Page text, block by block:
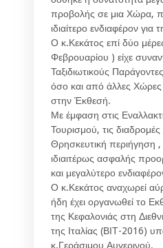
προβολής σε μια Χώρα,
ιδιαίτερο ενδιαφέρον για
Ο κ.Κεκάτος επί δύο
Φεβρουαρίου ) είχε
Ταξιδιωτικούς
όσο και από άλλες
στην Έκθεσή.
Με έμφαση στις
Τουρισμού, τις
Θρησκευτική περιήγηση
ιδιαιτέρως ασφαλής
και μεγαλύτερο
Ο κ.Κεκάτος αναχωρεί
ήδη έχει οργανωθεί το
της Κεφαλονιάς στη
της Ιταλίας (ΒΙΤ-2016)
κ.Γεράσιμου Αυγερινού.